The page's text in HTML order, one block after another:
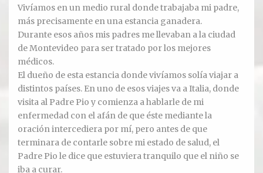
Contar mi testimonio
LUGARES
Ver todos
Compartir un lugar
EL MILAGRO
El Milagro
Vivíamos en un medio rural donde trabajaba mi padre,
más precisamente en una estancia ganadera.
Durante esos años mis padres me llevaban a la ciudad
de Montevideo para ser tratado por los mejores
médicos.
El dueño de esta estancia donde vivíamos solía viajar a
distintos países. En uno de esos viajes va a Italia, donde
visita al Padre Pio y comienza a hablarle de mi
enfermedad con el afán de que éste mediante la
oración intercediera por mí, pero antes de que
terminara de contarle sobre mi estado de salud, el
Padre Pio le dice que estuviera tranquilo que el niño se
iba a curar.